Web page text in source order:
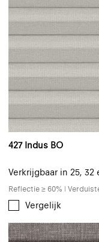
427 Indus BO
Verkrijgbaar in 25,
Reflectie ≥ 60% |
Vergelijk